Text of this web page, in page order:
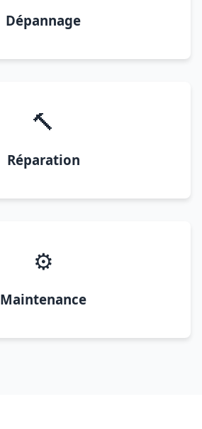
Dépannage
🔨
Réparation
⚙️
Maintenance